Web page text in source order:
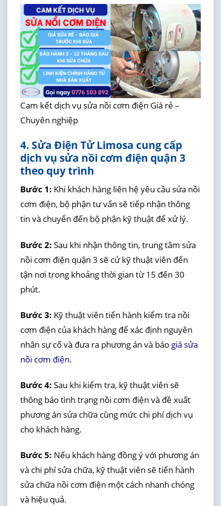
Cam kết dịch vụ sửa nồi cơm điện Giá rẻ –
Chuyên nghiệp
4. Sửa Điện Tử Limosa cung cấp
dịch vụ sửa nồi cơm điện quận 3
theo quy trình
Bước 1: Khi khách hàng liên hệ yêu cầu sửa nồi
cơm điện, bộ phận tư vấn sẽ tiếp nhận thông
tin và chuyển đến bộ phận kỹ thuật để xử lý.
Bước 2: Sau khi nhận thông tin, trung tâm sửa
nồi cơm điện quận 3 sẽ cử kỹ thuật viên đến
tận nơi trong khoảng thời gian từ 15 đến 30
phút.
Bước 3: Kỹ thuật viên tiến hành kiểm tra nồi
cơm điện của khách hàng để xác định nguyên
nhân sự cố và đưa ra phương án và báo giá sửa
nồi cơm điện.
Bước 4: Sau khi kiểm tra, kỹ thuật viên sẽ
thông báo tình trạng nồi cơm điện và đề xuất
phương án sửa chữa cùng mức chi phí dịch vụ
cho khách hàng.
Bước 5: Nếu khách hàng đồng ý với phương án
và chi phí sửa chữa, kỹ thuật viên sẽ tiến hành
sửa chữa nồi cơm điện một cách nhanh chóng
và hiệu quả.